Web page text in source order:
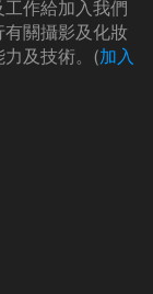
作給加入我們
關攝影及化妝
及技術。(加入